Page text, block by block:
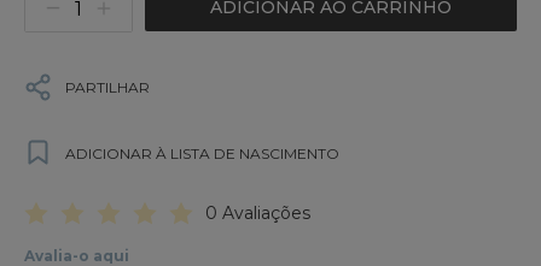
ADICIONAR AO CARRINHO
PARTILHAR
ADICIONAR À LISTA DE NASCIMENTO
0 Avaliações
Avalia-o aqui